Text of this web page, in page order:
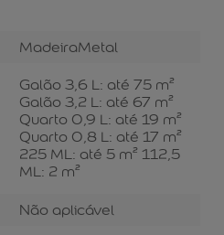
MadeiraMetal
Galão 3,6 L: até 75 m²
Galão 3,2 L: até 67 m²
Quarto 0,9 L: até 19 m²
Quarto 0,8 L: até 17 m²
225 ML: até 5 m² 112,5
ML: 2 m²
Não aplicável